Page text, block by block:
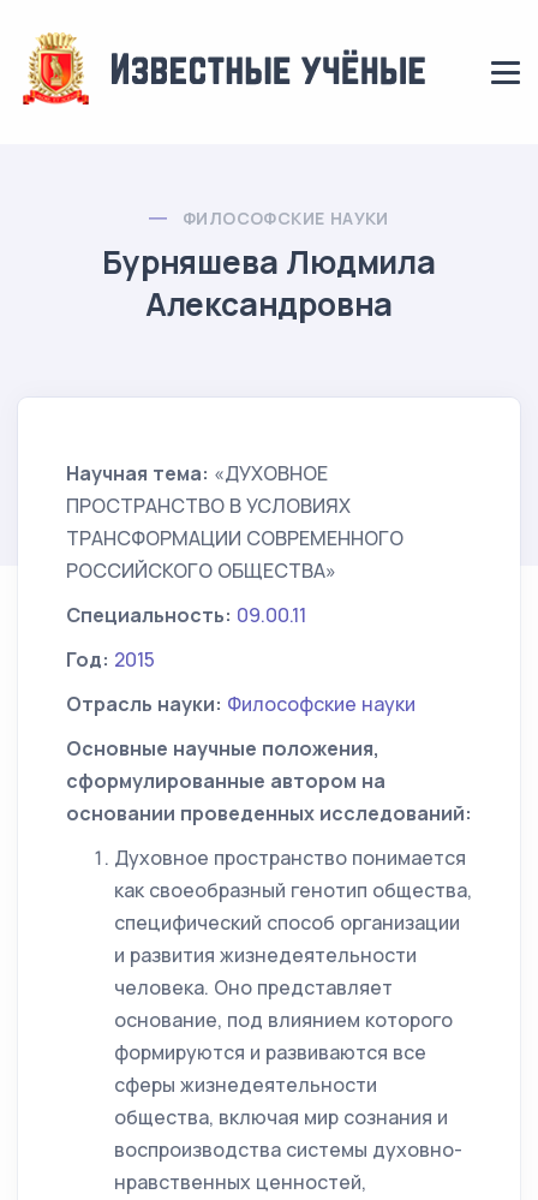
ФИЛОСОФСКИЕ НАУКИ
Бурняшева Людмила
Александровна
Научная тема: «ДУХОВНОЕ
ПРОСТРАНСТВО В УСЛОВИЯХ
ТРАНСФОРМАЦИИ СОВРЕМЕННОГО
РОССИЙСКОГО ОБЩЕСТВА»
Специальность: 09.00.11
Год: 2015
Отрасль науки: Философские науки
Основные научные положения,
сформулированные автором на
основании проведенных исследований:
Духовное пространство понимается
как своеобразный генотип общества,
специфический способ организации
и развития жизнедеятельности
человека. Оно представляет
основание, под влиянием которого
формируются и развиваются все
сферы жизнедеятельности
общества, включая мир сознания и
воспроизводства системы духовно-
нравственных ценностей,